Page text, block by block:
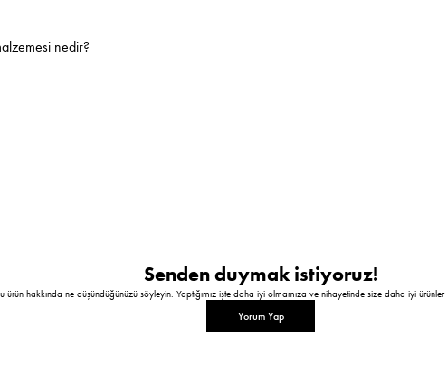
nedir?
Senden duymak istiyoruz!
ürün hakkında ne düşündüğünüzü söyleyin. Yaptığımız işte daha iyi olmamıza ve nihayetinde size daha iyi ürünler
Yorum Yap